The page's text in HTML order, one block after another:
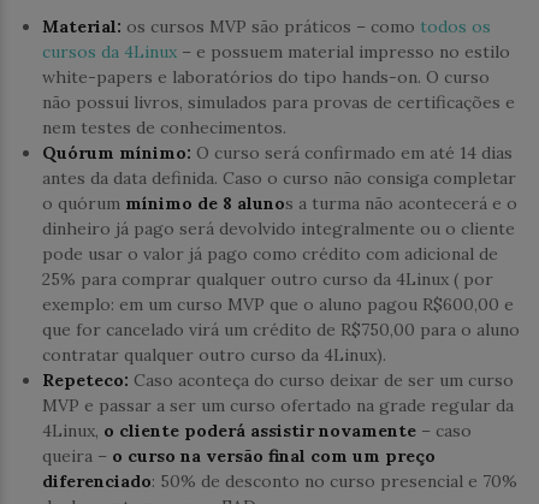
Material: os cursos MVP são práticos – como todos os
cursos da 4Linux – e possuem material impresso no estilo
white-papers e laboratórios do tipo hands-on. O curso
não possui livros, simulados para provas de certificações e
nem testes de conhecimentos.
Quórum mínimo: O curso será confirmado em até 14 dias
antes da data definida. Caso o curso não consiga completar
o quórum mínimo de 8 alunos a turma não acontecerá e o
dinheiro já pago será devolvido integralmente ou o cliente
pode usar o valor já pago como crédito com adicional de
25% para comprar qualquer outro curso da 4Linux ( por
exemplo: em um curso MVP que o aluno pagou R$600,00 e
que for cancelado virá um crédito de R$750,00 para o aluno
contratar qualquer outro curso da 4Linux).
Repeteco: Caso aconteça do curso deixar de ser um curso
MVP e passar a ser um curso ofertado na grade regular da
4Linux, o cliente poderá assistir novamente – caso
queira – o curso na versão final com um preço
diferenciado: 50% de desconto no curso presencial e 70%